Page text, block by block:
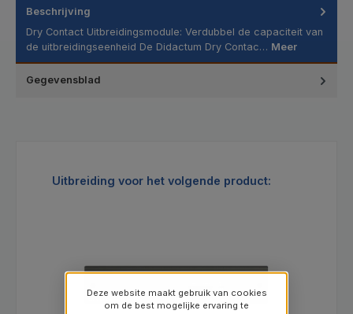
Beschrijving
Dry Contact Uitbreidingsmodule: Verdubbel de capaciteit van
de uitbreidingseenheid De Didactum Dry Contac… Meer
Gegevensblad
Productgalerij overslaan
Uitbreiding voor het volgende product:
Deze website maakt gebruik van cookies
om de best mogelijke ervaring te